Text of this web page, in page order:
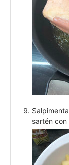
sartén